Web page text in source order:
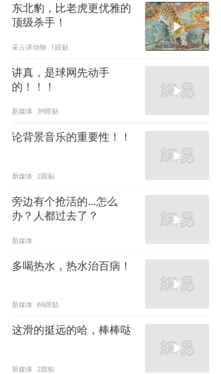
东北豹，比老虎更优雅的
顶级杀手！
采云讲动物 1跟贴
讲真，是球网先动手
的！！！
新媒体 39跟贴
论背景音乐的重要性！！
新媒体 2跟贴
旁边有个抢活的…怎么
办？人都过去了？
新媒体
多喝热水，热水治百病！
新媒体 69跟贴
这滑的挺远的哈，棒棒哒
新媒体 2跟贴